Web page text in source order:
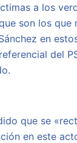
a los
son los que
en
del
que se
en este